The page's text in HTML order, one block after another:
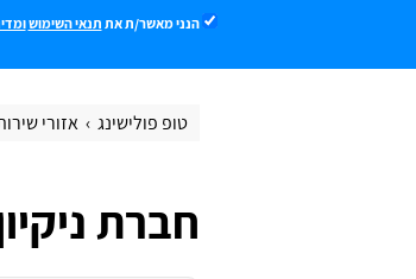
הנני מאשר/ת את תנאי השימוש
טופ פולישינג אזורי
חברת